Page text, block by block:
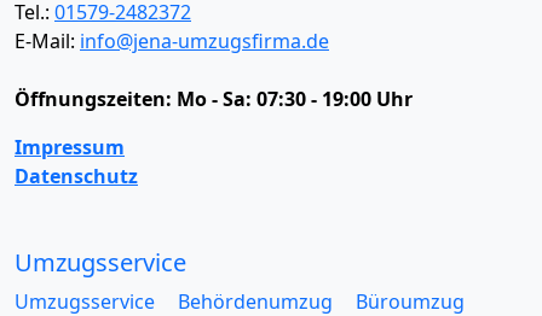
Tel.: 01579-2482372
E-Mail: info@jena-umzugsfirma.de
Öffnungszeiten: Mo - Sa: 07:30 - 19:00 Uhr
Impressum
Datenschutz
Umzugsservice
Umzugsservice Behördenumzug
Büroumzug